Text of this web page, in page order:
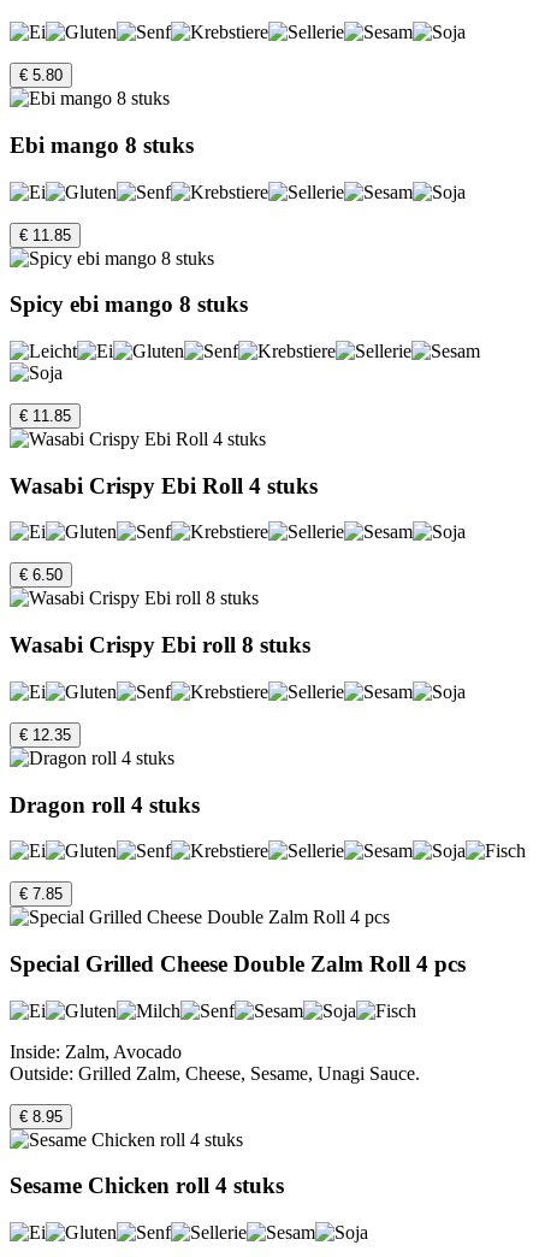
€ 5.80
Ebi mango 8 stuks
€ 11.85
Spicy ebi mango 8 stuks
€ 11.85
Wasabi Crispy Ebi Roll 4 stuks
€ 6.50
Wasabi Crispy Ebi roll 8 stuks
€ 12.35
Dragon roll 4 stuks
€ 7.85
Special Grilled Cheese Double Zalm Roll 4 pcs
Inside: Zalm, Avocado
Outside: Grilled Zalm, Cheese, Sesame, Unagi Sauce.
€ 8.95
Sesame Chicken roll 4 stuks